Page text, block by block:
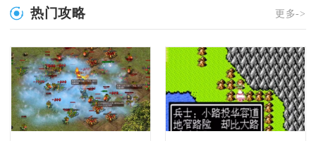
热门攻略 更多->